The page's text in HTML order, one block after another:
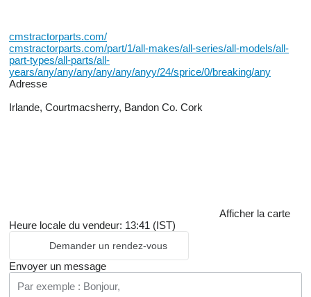
cmstractorparts.com/
cmstractorparts.com/part/1/all-makes/all-series/all-models/all-
part-types/all-parts/all-
years/any/any/any/any/any/anyy/24/sprice/0/breaking/any
Adresse
Irlande, Courtmacsherry, Bandon Co. Cork
Afficher la carte
Heure locale du vendeur: 13:41 (IST)
Demander un rendez-vous
Envoyer un message